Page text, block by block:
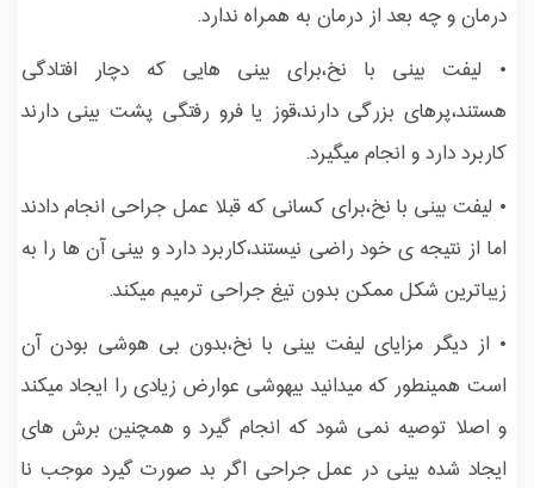
درمان و چه بعد از درمان به همراه ندارد.
• لیفت بینی با نخ،برای بینی هایی که دچار افتادگی
هستند،پرهای بزرگی دارند،قوز یا فرو رفتگی پشت بینی دارند
کاربرد دارد و انجام میگیرد.
• لیفت بینی با نخ،برای کسانی که قبلا عمل جراحی انجام دادند
اما از نتیجه ی خود راضی نیستند،کاربرد دارد و بینی آن ها را به
زیباترین شکل ممکن بدون تیغ جراحی ترمیم میکند.
• از دیگر مزایای لیفت بینی با نخ،بدون بی هوشی بودن آن
است همینطور که میدانید بیهوشی عوارض زیادی را ایجاد میکند
و اصلا توصیه نمی شود که انجام گیرد و همچنین برش های
ایجاد شده بینی در عمل جراحی اگر بد صورت گیرد موجب نا